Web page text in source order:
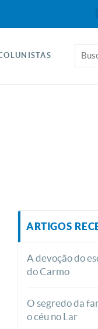
ARTIGOS
A devoção do
do Carmo
O segredo da
o céu no Lar